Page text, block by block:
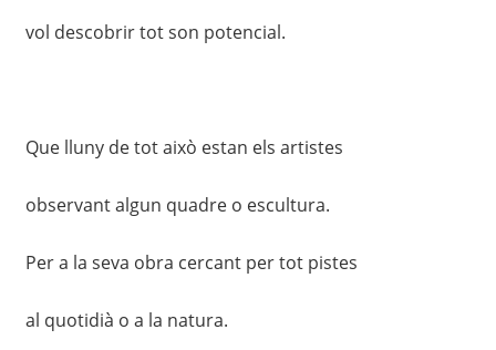
vol descobrir tot son potencial.
Que lluny de tot això estan els artistes
observant algun quadre o escultura.
Per a la seva obra cercant per tot pistes
al quotidià o a la natura.